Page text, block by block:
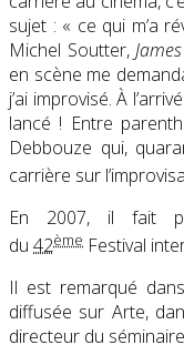
sujet : « ce qui m’a
Michel Soutter,
en scène me
j’ai improvisé. À
lancé ! Entre
Debbouze qui,
carrière sur
En 2007, il fait
du 42ème Festival
Il est remarqué
diffusée sur Arte,
directeur du